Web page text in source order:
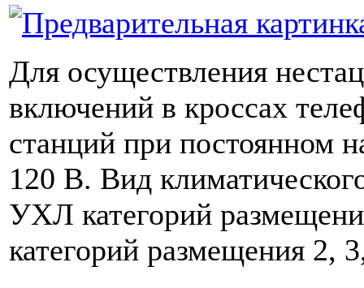
Для осуществления
включений в кроссах
станций при постоянном
120 В. Вид
УХЛ категорий
категорий размещения 2,